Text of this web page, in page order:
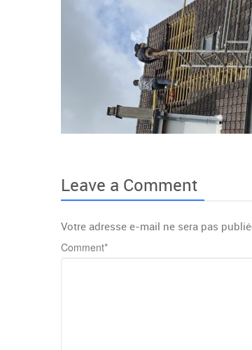
Leave a Comment
Votre adresse e-mail ne sera pas
Comment*